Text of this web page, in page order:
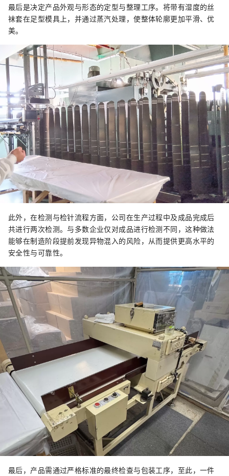
最后是决定产品外观与形态的定型与整理工序。将带有湿度的丝
袜套在足型模具上，并通过蒸汽处理，使整体轮廓更加平滑、优
美。
此外，在检测与检针流程方面，公司在生产过程中及成品完成后
共进行两次检测。与多数企业仅对成品进行检测不同，这种做法
能够在制造阶段提前发现异物混入的风险，从而提供更高水平的
安全性与可靠性。
最后，产品需通过严格标准的最终检查与包装工序，至此，一件